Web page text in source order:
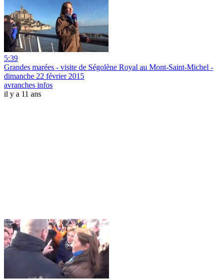
5:39
Grandes marées - visite de Ségolène Royal au Mont-Saint-Michel -
dimanche 22 février 2015
avranches infos
il y a 11 ans